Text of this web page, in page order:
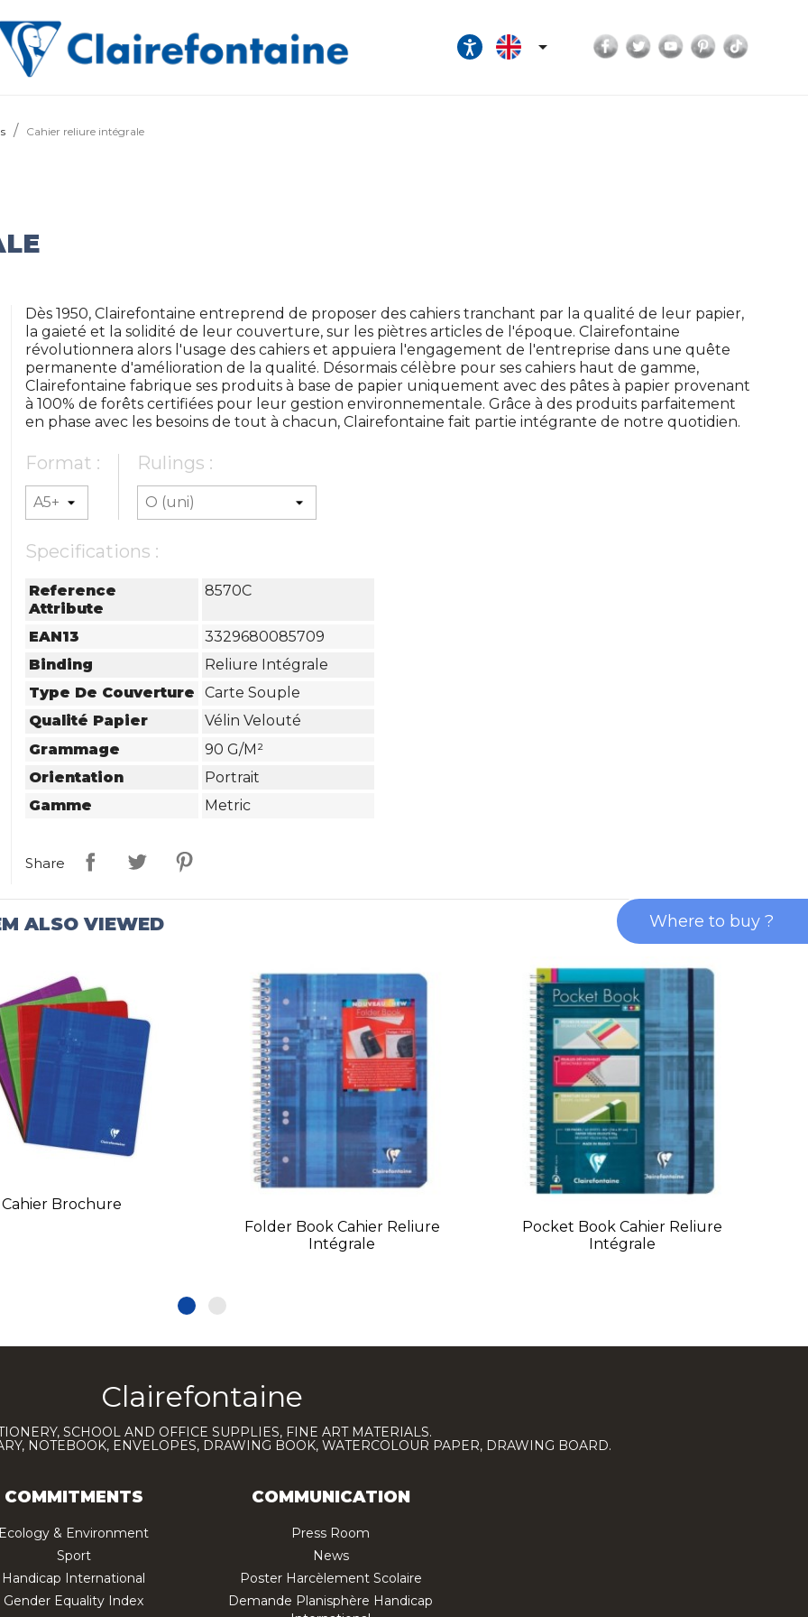
 Facebook
TwitterYouTubePinterest
Cahier reliure intégrale
Dès 1950, Clairefontaine entreprend de proposer des cahiers tranchant par la qualité de leur papier,
la gaieté et la solidité de leur couverture, sur les piètres articles de l'époque. Clairefontaine
révolutionnera alors l'usage des cahiers et appuiera l'engagement de l'entreprise dans une quête
permanente d'amélioration de la qualité. Désormais célèbre pour ses cahiers haut de gamme,
Clairefontaine fabrique ses produits à base de papier uniquement avec des pâtes à papier provenant
à 100% de forêts certifiées pour leur gestion environnementale. Grâce à des produits parfaitement
en phase avec les besoins de tout à chacun, Clairefontaine fait partie intégrante de notre quotidien.
Format : Rulings :
Specifications :
Reference
Attribute
8570C
EAN13
3329680085709
Binding
Reliure Intégrale
Type De Couverture
Carte Souple
Qualité Papier
Vélin Velouté
Grammage
90 G/m²
Orientation
Portrait
Gamme
Metric
Share
ALSO VIEWED
Cahier Brochure
Folder Book Cahier Reliure
Intégrale
Pocket Book Cahier Reliure
Intégrale
Clairefontaine
SCHOOL AND OFFICE SUPPLIES, FINE ART MATERIALS.
NOTEBOOK, ENVELOPES, DRAWING BOOK, WATERCOLOUR PAPER, DRAWING BOARD.
COMMITMENTS
& Environment
Sport
Handicap International
Gender Equality Index
COMMUNICATION
Press Room
News
Poster Harcèlement Scolaire
Demande Planisphère Handicap
Where to buy ?